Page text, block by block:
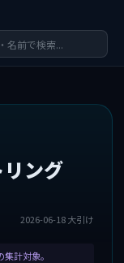
ング
2026-06-18 大引け
計対象。